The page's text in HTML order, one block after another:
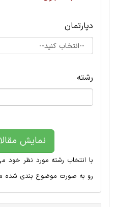
دپارتمان
رشته
نمایش
با انتخاب رشته مورد نظر خود
رو به صورت موضوع بندی شده